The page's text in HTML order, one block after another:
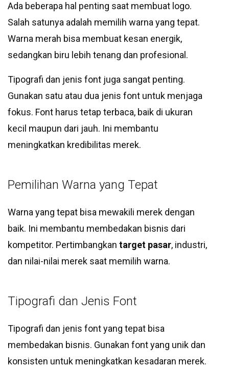
Ada beberapa hal penting saat membuat logo.
Salah satunya adalah memilih warna yang tepat.
Warna merah bisa membuat kesan energik,
sedangkan biru lebih tenang dan profesional.
Tipografi dan jenis font juga sangat penting.
Gunakan satu atau dua jenis font untuk menjaga
fokus. Font harus tetap terbaca, baik di ukuran
kecil maupun dari jauh. Ini membantu
meningkatkan kredibilitas merek.
Pemilihan Warna yang Tepat
Warna yang tepat bisa mewakili merek dengan
baik. Ini membantu membedakan bisnis dari
kompetitor. Pertimbangkan target pasar, industri,
dan nilai-nilai merek saat memilih warna.
Tipografi dan Jenis Font
Tipografi dan jenis font yang tepat bisa
membedakan bisnis. Gunakan font yang unik dan
konsisten untuk meningkatkan kesadaran merek.